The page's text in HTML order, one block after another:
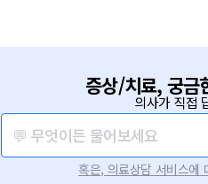
증상/치료, 궁금
의사가 직접
💬 무엇이든 물어보세요
혹은, 의료상담 서비스에